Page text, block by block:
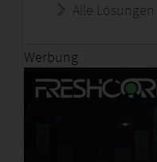
Alle
Werbung